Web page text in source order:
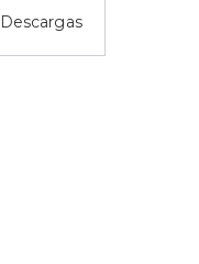
Descargas